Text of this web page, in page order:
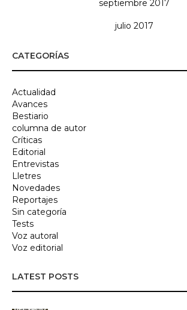
septiembre 2017
julio 2017
CATEGORÍAS
Actualidad
Avances
Bestiario
columna de autor
Críticas
Editorial
Entrevistas
Lletres
Novedades
Reportajes
Sin categoría
Tests
Voz autoral
Voz editorial
LATEST POSTS